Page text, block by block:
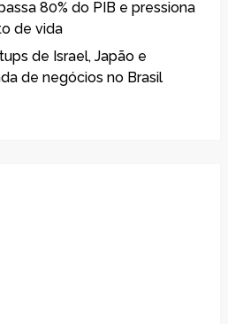
80% do PIB e pressiona
de vida
de Israel, Japão e
de negócios no Brasil